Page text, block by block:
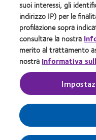
Le
CooperVision®sono
attentamente le
Accertare l’assenza
In ottemperanza alle linee guida
pubblicati in questa sezione del
È vietata la riproduzione, copia e/
sezione del sito. Ogni
suoi interessi, gli
indirizzo IP) per le
profilazione sopra
consultare la nostra
merito al trattamento
nostra Informativa